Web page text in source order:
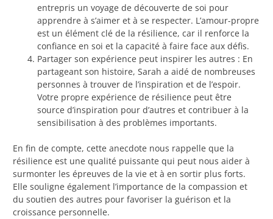
entrepris un voyage de découverte de soi pour
apprendre à s’aimer et à se respecter. L’amour-propre
est un élément clé de la résilience, car il renforce la
confiance en soi et la capacité à faire face aux défis.
Partager son expérience peut inspirer les autres : En
partageant son histoire, Sarah a aidé de nombreuses
personnes à trouver de l’inspiration et de l’espoir.
Votre propre expérience de résilience peut être
source d’inspiration pour d’autres et contribuer à la
sensibilisation à des problèmes importants.
En fin de compte, cette anecdote nous rappelle que la
résilience est une qualité puissante qui peut nous aider à
surmonter les épreuves de la vie et à en sortir plus forts.
Elle souligne également l’importance de la compassion et
du soutien des autres pour favoriser la guérison et la
croissance personnelle.